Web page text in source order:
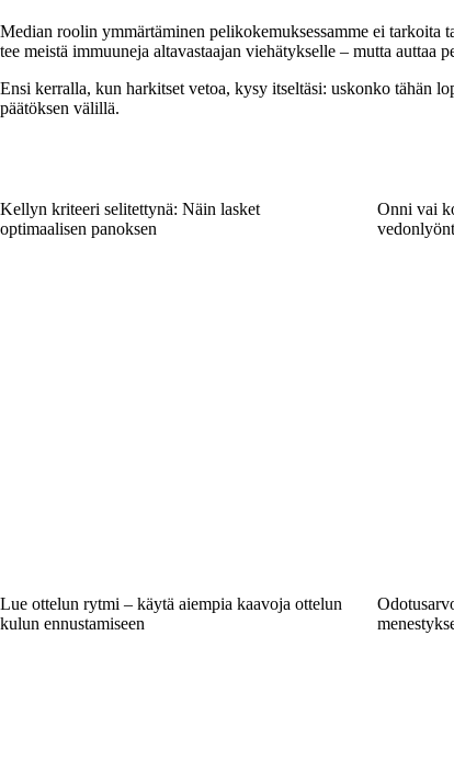
Median roolin ymmärtäminen pelikokemuksessamme ei tarkoita
tee meistä immuuneja altavastaajan viehätykselle – mutta auttaa
Ensi kerralla, kun harkitset vetoa, kysy itseltäsi: uskonko tähän
päätöksen välillä.
Kellyn kriteeri selitettynä: Näin lasket
optimaalisen panoksen
Onni vai
Lue ottelun rytmi – käytä aiempia kaavoja ottelun
kulun ennustamiseen